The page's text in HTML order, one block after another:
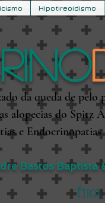
Hipotireoidismo
Bastos Baptista
da queda de pelo
alopecias do Spitz
e Endocrinopatias